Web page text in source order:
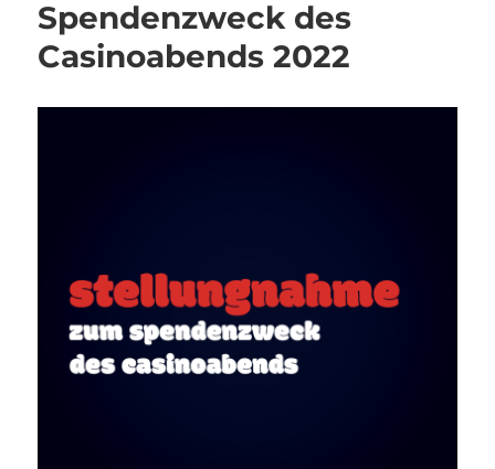
Spendenzweck des
Casinoabends 2022